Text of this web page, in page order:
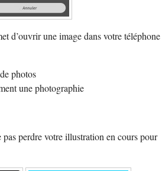
d’ouvrir une image dans votre téléphone
photos
une photographie
pas perdre votre illustration en cours pour